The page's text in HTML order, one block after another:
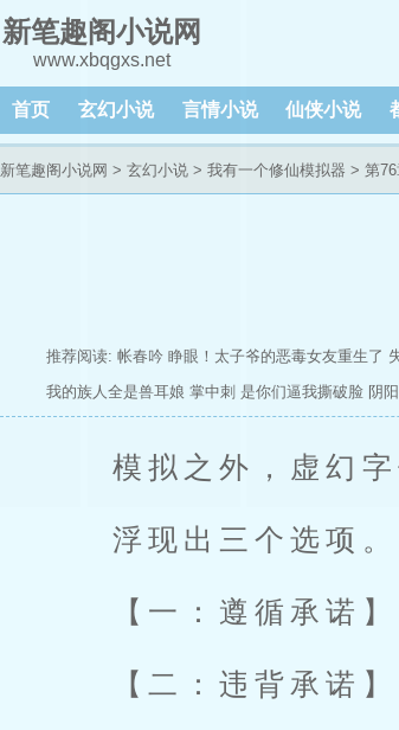
新笔趣阁小说网
www.xbqgxs.net
首页 玄幻小说 言情小说 仙侠小说
新笔趣阁小说网 > 玄幻小说 > 我有一个修仙模拟器 > 第
推荐阅读: 帐春吟 睁眼！太子爷的恶毒女友重生了
我的族人全是兽耳娘 掌中刺 是你们逼我撕破脸 阴
模拟之外，虚幻字
浮现出三个选项。
【一：遵循承诺】
【二：违背承诺】